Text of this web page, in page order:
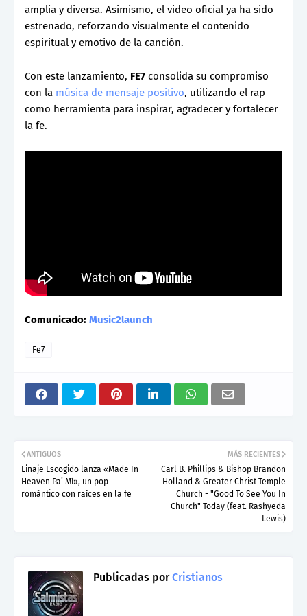
amplia y diversa. Asimismo, el video oficial ya ha sido
estrenado, reforzando visualmente el contenido
espiritual y emotivo de la canción.
Con este lanzamiento, FE7 consolida su compromiso
con la música de mensaje positivo, utilizando el rap
como herramienta para inspirar, agradecer y fortalecer
la fe.
Comunicado: Music2launch
Fe7
MÁS RECIENTES
Carl B. Phillips & Bishop Brandon
Holland & Greater Christ Temple
Church - "Good To See You In
Church" Today (feat. Rashyeda
Lewis)
ANTIGUOS
Linaje Escogido lanza «Made In
Heaven Pa’ Mí», un pop
romántico con raíces en la fe
Publicadas porCristianos